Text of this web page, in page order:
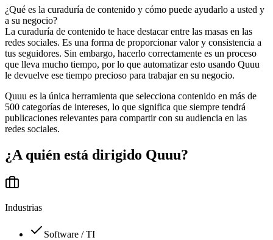
¿Qué es la curaduría de contenido y cómo puede ayudarlo a usted y
a su negocio?
La curaduría de contenido te hace destacar entre las masas en las
redes sociales. Es una forma de proporcionar valor y consistencia a
tus seguidores. Sin embargo, hacerlo correctamente es un proceso
que lleva mucho tiempo, por lo que automatizar esto usando Quuu
le devuelve ese tiempo precioso para trabajar en su negocio.
Quuu es la única herramienta que selecciona contenido en más de
500 categorías de intereses, lo que significa que siempre tendrá
publicaciones relevantes para compartir con su audiencia en las
redes sociales.
¿A quién está dirigido Quuu?
Industrias
Software / TI